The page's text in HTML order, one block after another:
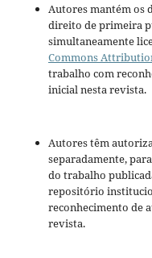
Autores mantém os
direito de primeira
simultaneamente
Commons
trabalho com
inicial nesta revista.
Autores têm
separadamente,
do trabalho
repositório
reconhecimento de
revista.